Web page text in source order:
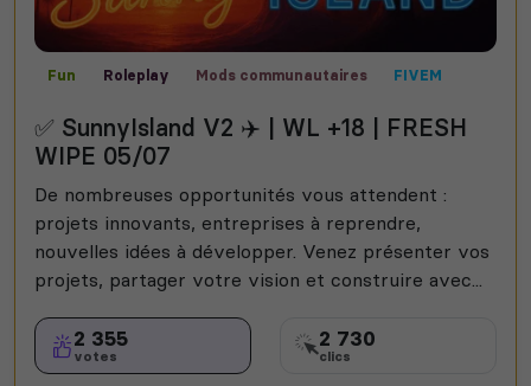
Fun Roleplay Mods communautaires
FIVEM
✅ SunnyIsland V2 ✈️ | WL +18 | FRESH
WIPE 05/07
De nombreuses opportunités vous attendent :
projets innovants, entreprises à reprendre,
nouvelles idées à développer. Venez présenter vos
projets, partager votre vision et construire avec...
2 355
votes
2 730
clics